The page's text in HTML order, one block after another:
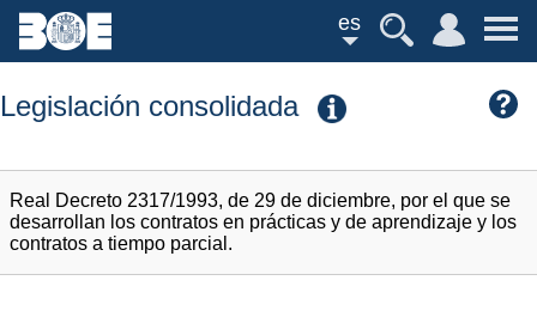
es
Legislación consolidada
Real Decreto 2317/1993, de 29 de diciembre, por el que se
desarrollan los contratos en prácticas y de aprendizaje y los
contratos a tiempo parcial.